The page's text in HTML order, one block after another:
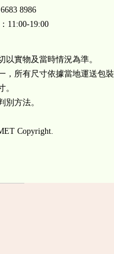
8986
11:00-19:00
實物及當時情況為準。
，所有尺寸依據當地運送包裝
。
別方法。
Copyright.